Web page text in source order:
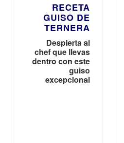
RECETA
GUISO DE
TERNERA
Despierta al
chef que llevas
dentro con este
guiso
excepcional